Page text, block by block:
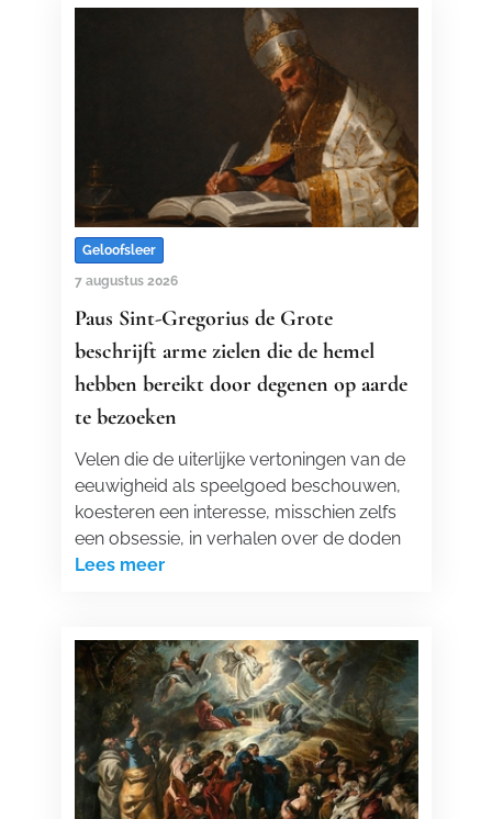
Geloofsleer
7 augustus 2026
Paus Sint-Gregorius de Grote
beschrijft arme zielen die de hemel
hebben bereikt door degenen op aarde
te bezoeken
Velen die de uiterlijke vertoningen van de
eeuwigheid als speelgoed beschouwen,
koesteren een interesse, misschien zelfs
een obsessie, in verhalen over de doden
Lees meer